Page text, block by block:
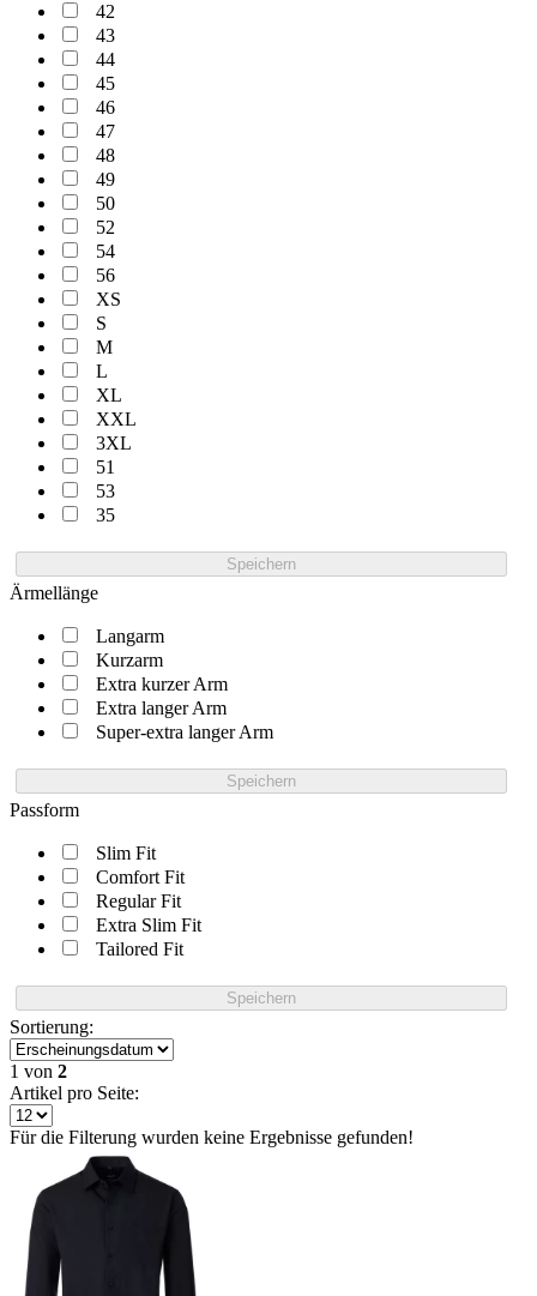
42
43
44
45
46
47
48
49
50
52
54
56
XS
S
M
L
XL
XXL
3XL
51
53
35
Speichern
Ärmellänge
Langarm
Kurzarm
Extra kurzer Arm
Extra langer Arm
Super-extra langer Arm
Speichern
Passform
Slim Fit
Comfort Fit
Regular Fit
Extra Slim Fit
Tailored Fit
Speichern
Sortierung:
1 von 2
Artikel pro Seite:
Für die Filterung wurden keine Ergebnisse gefunden!